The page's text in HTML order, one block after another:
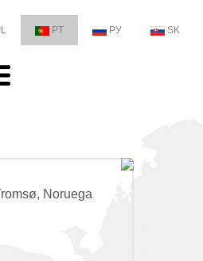
PT РУ SK
Noruega